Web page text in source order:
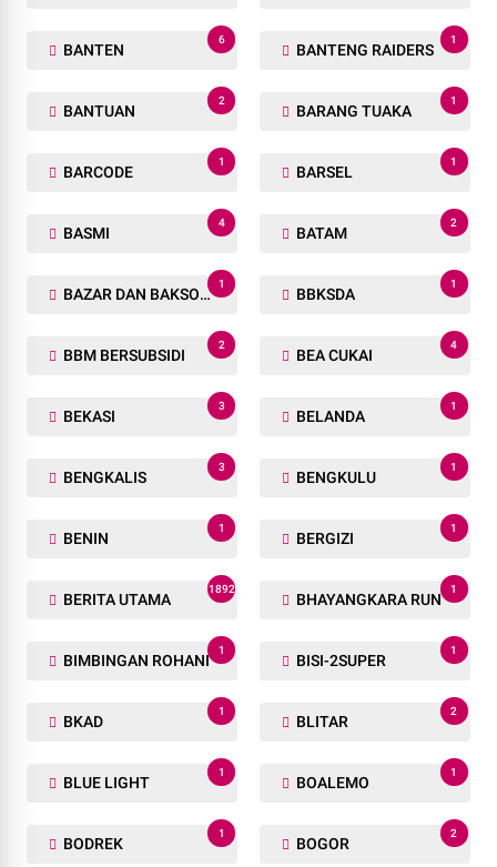
BANTEN
6
BANTENG RAIDERS
1
BANTUAN
2
BARANG TUAKA
1
BARCODE
1
BARSEL
1
BASMI
4
BATAM
2
BAZAR DAN BAKSOS RAMADHAN
1
BBKSDA
1
BBM BERSUBSIDI
2
BEA CUKAI
4
BEKASI
3
BELANDA
1
BENGKALIS
3
BENGKULU
1
BENIN
1
BERGIZI
1
BERITA UTAMA
1892
BHAYANGKARA RUN
1
BIMBINGAN ROHANI
1
BISI-2SUPER
1
BKAD
1
BLITAR
2
BLUE LIGHT
1
BOALEMO
1
BODREK
1
BOGOR
2